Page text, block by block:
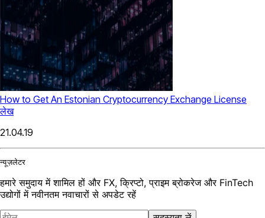
How to Get An Estonian Cryptocurrency Exchange License
लेख
21.04.19
न्यूज़लेटर
हमारे समुदाय में शामिल हों और FX, क्रिप्टो, प्राइम ब्रोकरेज और FinTech
उद्योगों में नवीनतम नवाचारों से अपडेट रहें